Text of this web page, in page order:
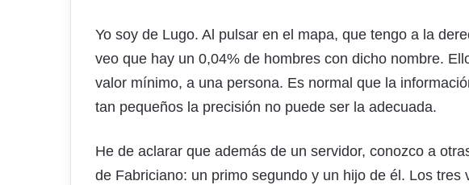
Yo soy de Lugo. Al pulsar en el mapa, que tengo a la
veo que hay un 0,04% de hombres con dicho nombre.
valor mínimo, a una persona. Es normal que la
tan pequeños la precisión no puede ser la adecuada.
He de aclarar que además de un servidor, conozco a
de Fabriciano: un primo segundo y un hijo de él. Los tres